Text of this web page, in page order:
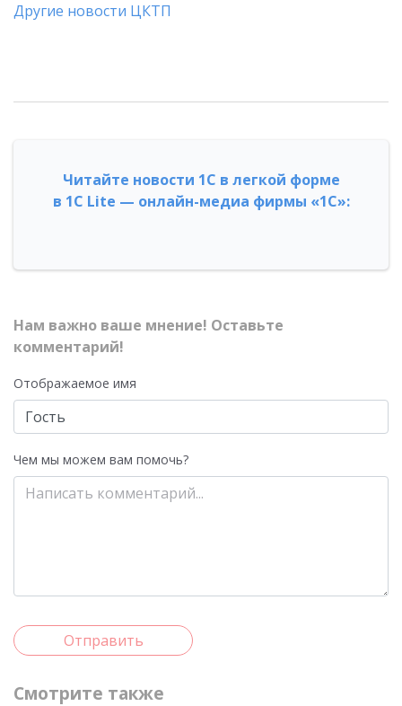
Другие новости ЦКТП
Читайте новости 1С в легкой форме
в 1С Lite — онлайн-медиа фирмы «1С»:
Нам важно ваше мнение! Оставьте
комментарий!
Отображаемое имя
Чем мы можем вам помочь?
Отправить
Смотрите также